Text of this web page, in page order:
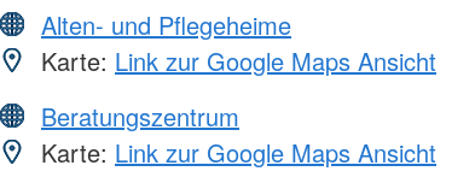
Alten- und Pflegeheime
Karte: Link zur Google Maps Ansicht
Beratungszentrum
Karte: Link zur Google Maps Ansicht